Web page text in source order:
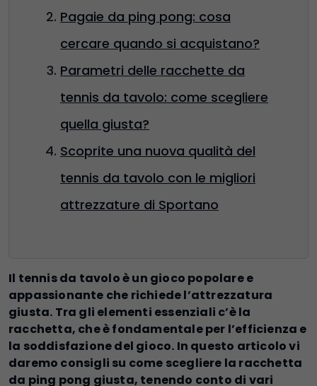
Pagaie da ping pong: cosa
cercare quando si acquistano?
Parametri delle racchette da
tennis da tavolo: come scegliere
quella giusta?
Scoprite una nuova qualità del
tennis da tavolo con le migliori
attrezzature di Sportano
Il tennis da tavolo è un gioco popolare e
appassionante che richiede l’attrezzatura
giusta. Tra gli elementi essenziali c’è la
racchetta, che è fondamentale per l’efficienza e
la soddisfazione del gioco. In questo articolo vi
daremo consigli su come scegliere la racchetta
da ping pong giusta, tenendo conto di vari